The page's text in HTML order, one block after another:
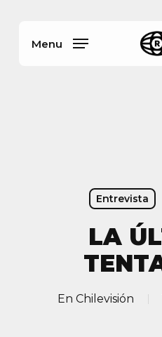
Menu
Entrevista
LA
En Chilevisión